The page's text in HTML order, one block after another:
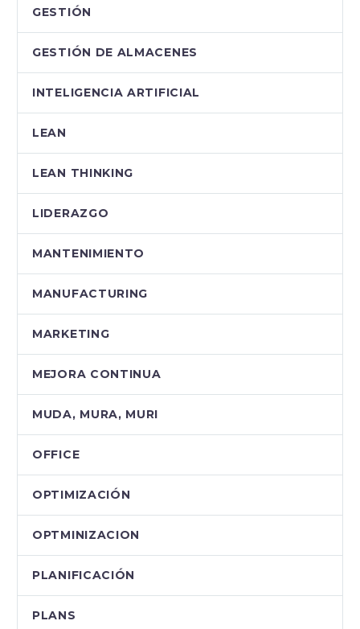
GESTIÓN
GESTIÓN DE ALMACENES
INTELIGENCIA ARTIFICIAL
LEAN
LEAN THINKING
LIDERAZGO
MANTENIMIENTO
MANUFACTURING
MARKETING
MEJORA CONTINUA
MUDA, MURA, MURI
OFFICE
OPTIMIZACIÓN
OPTMINIZACION
PLANIFICACIÓN
PLANS